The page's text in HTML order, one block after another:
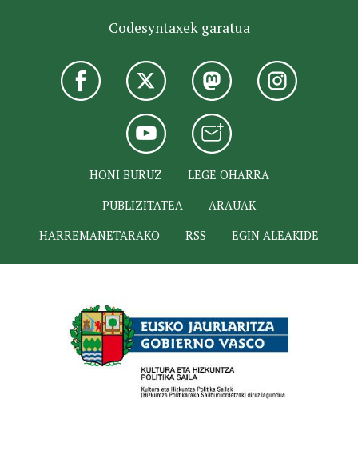
Codesyntaxek garatua
HONI BURUZ
LEGE OHARRA
PUBLIZITATEA
ARAUAK
HARREMANETARAKO
RSS EGIN ALEAKIDE